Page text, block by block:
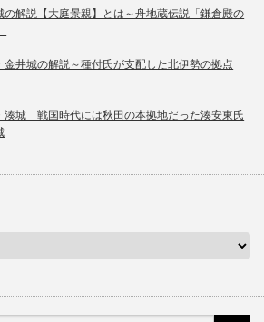
の解説【大庭景親】とは～舟地蔵伝説「鎌倉殿の
金井城の解説～種付氏が支配した北伊勢の拠点
湊城 戦国時代には秋田の本拠地だった湊安東氏